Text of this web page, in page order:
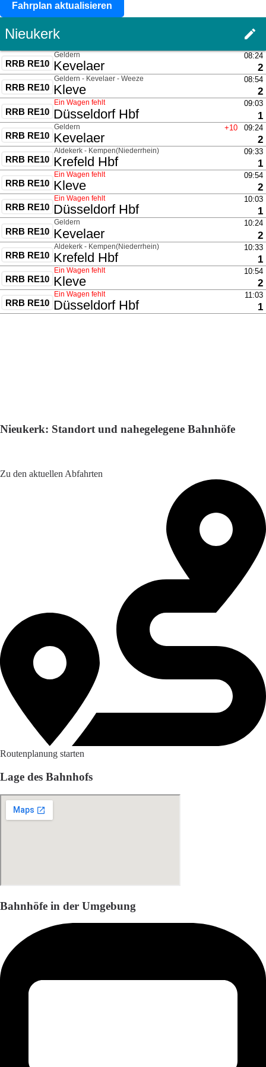
Fahrplan aktualisieren
Nieukerk: Standort und nahegelegene Bahnhöfe
Zu den aktuellen Abfahrten
Routenplanung starten
Lage des Bahnhofs
Bahnhöfe in der Umgebung